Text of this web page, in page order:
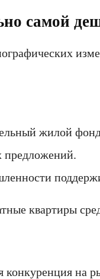
самой
жилой
предложений.
квартиры
конкуренция на